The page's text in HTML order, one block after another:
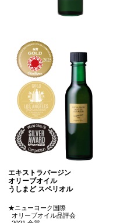
エキストラバージン
オリーブオイル
うしまど スペリオル
★ニューヨーク国際
オリーブオイル品評会